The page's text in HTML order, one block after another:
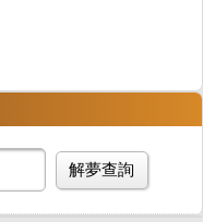
解夢查詢